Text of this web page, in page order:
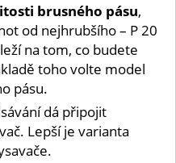
brusného pásu,
od nejhrubšího – P 20
na tom, co budete
toho volte model
pásu.
dá připojit
Lepší je varianta